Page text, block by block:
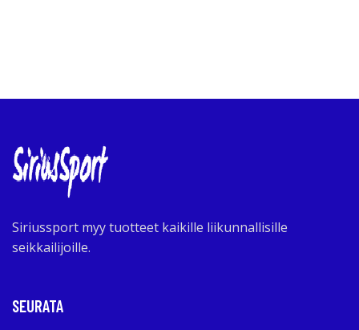
Siriussport myy tuotteet kaikille liikunnallisille
seikkailijoille.
SEURATA